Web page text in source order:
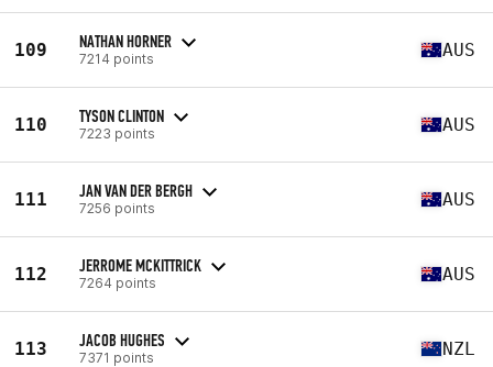
109 NATHAN HORNER
7214 points AUS
110 TYSON CLINTON
7223 points AUS
111 JAN VAN DER BERGH
7256 points AUS
112 JERROME MCKITTRICK
7264 points AUS
113 JACOB HUGHES
7371 points NZL